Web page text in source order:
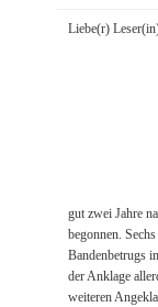
Liebe(r)
gut zwei Jahre
begonnen.
Bandenbetrugs
der Anklage
weiteren